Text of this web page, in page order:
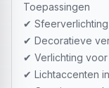
Toepassingen
✔
✔ Decoratieve
✔ Verlichting
✔ Lichtaccenten